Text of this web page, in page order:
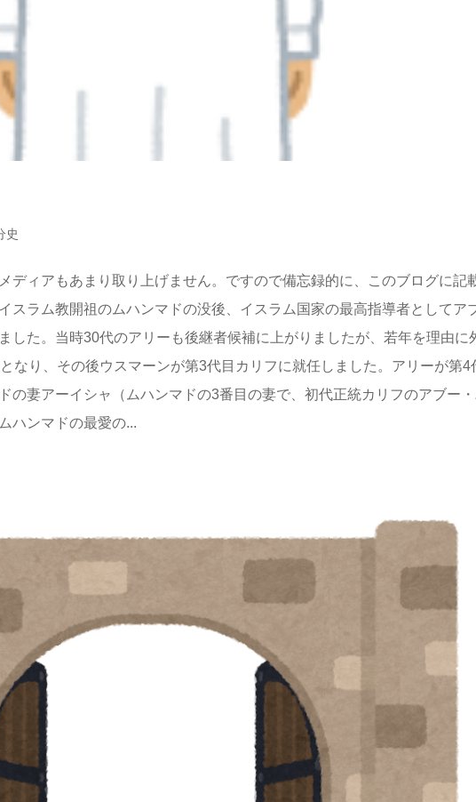
史
ディアもあまり取り上げません。ですので備忘録的に、このブログに記
スラム教開祖のムハンマドの没後、イスラム国家の最高指導者としてア
した。当時30代のアリーも後継者候補に上がりましたが、若年を理由に
なり、その後ウスマーンが第3代目カリフに就任しました。アリーが第4
の妻アーイシャ（ムハンマドの3番目の妻で、初代正統カリフのアブー
ハンマドの最愛の...